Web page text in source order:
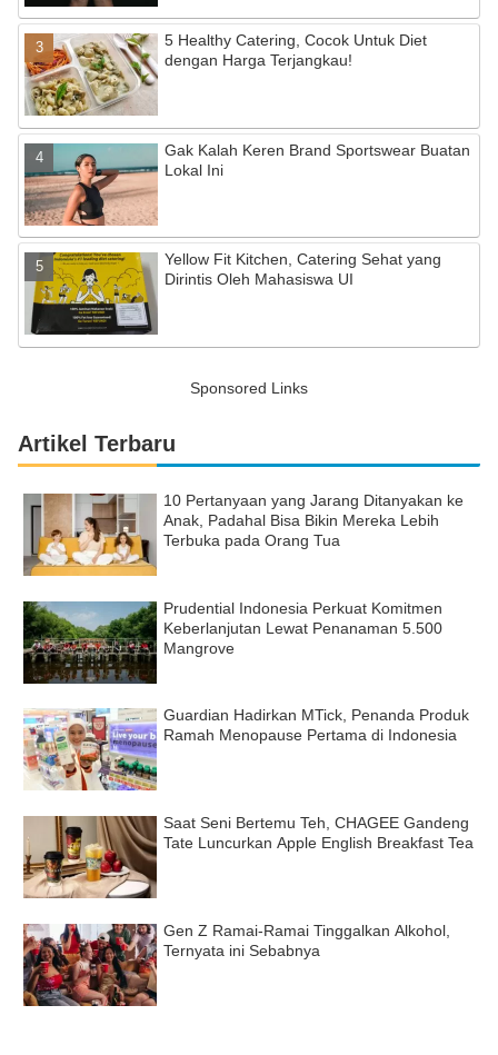
5 Healthy Catering, Cocok Untuk Diet
dengan Harga Terjangkau!
Gak Kalah Keren Brand Sportswear Buatan
Lokal Ini
Yellow Fit Kitchen, Catering Sehat yang
Dirintis Oleh Mahasiswa UI
Sponsored Links
Artikel Terbaru
10 Pertanyaan yang Jarang Ditanyakan ke
Anak, Padahal Bisa Bikin Mereka Lebih
Terbuka pada Orang Tua
Prudential Indonesia Perkuat Komitmen
Keberlanjutan Lewat Penanaman 5.500
Mangrove
Guardian Hadirkan MTick, Penanda Produk
Ramah Menopause Pertama di Indonesia
Saat Seni Bertemu Teh, CHAGEE Gandeng
Tate Luncurkan Apple English Breakfast Tea
Gen Z Ramai-Ramai Tinggalkan Alkohol,
Ternyata ini Sebabnya